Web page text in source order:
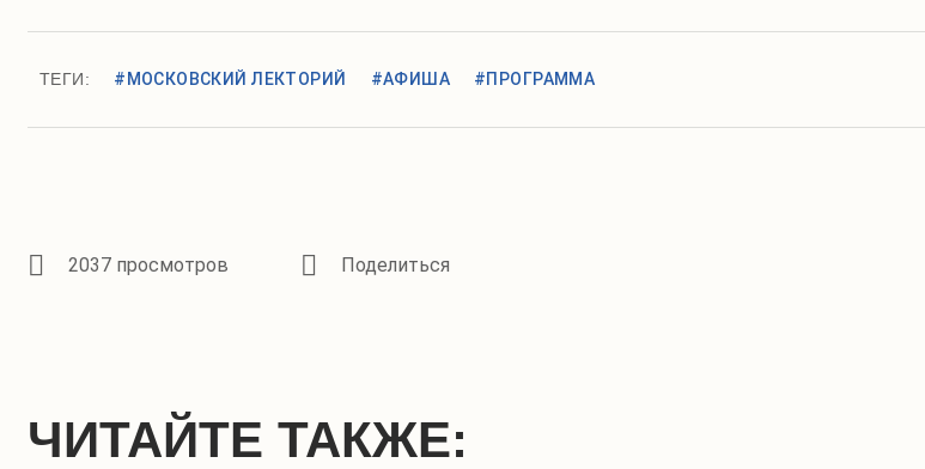
ТЕГИ: #МОСКОВСКИЙ ЛЕКТОРИЙ #АФИША #ПРОГРАММА
2037 просмотров
ЧИТАЙТЕ ТАКЖЕ: